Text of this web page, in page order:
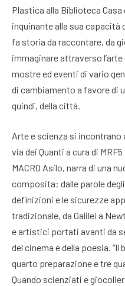
Plastica alla Biblioteca
inquinante alla sua capacità
fa storia da raccontare, da
immaginare attraverso
mostre ed eventi di vario
di cambiamento a favore di
quindi, della città.
Arte e scienza si incontrano
via dei Quanti a cura di
MACRO Asilo, narra di una
composita: dalle parole
definizioni e le sicurezze
tradizionale, da Galilei a
e artistici portati avanti da
del cinema e della poesia.
quarto preparazione e tre
Quando scienziati e